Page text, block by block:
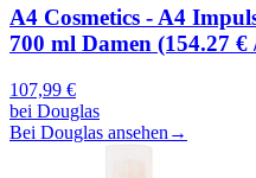
A4 Cosmetics - A4
700 ml Damen (154.27 €
107,99 €
bei Douglas
Bei Douglas ansehen →